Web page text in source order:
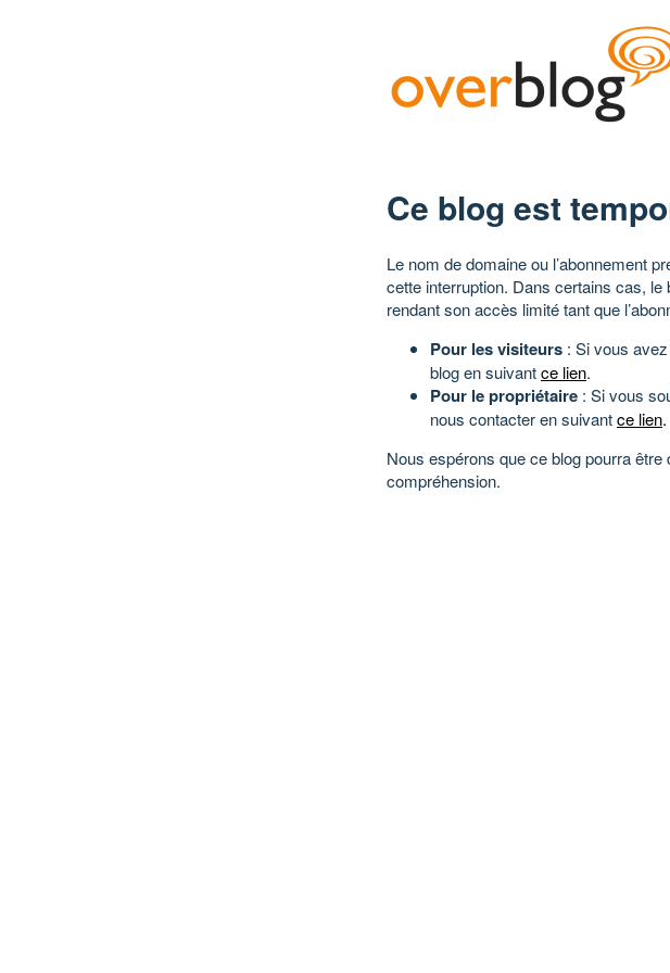
Ce blog est
Le nom de domaine ou l’abonnement
cette interruption. Dans certains cas,
rendant son accès limité tant que
Pour les visiteurs : Si vous
blog en suivantce lien.
Pour le propriétaire : Si vous
nous contacter en suivantce lien.
Nous espérons que ce blog pourra
compréhension.